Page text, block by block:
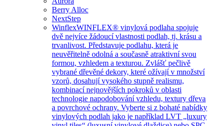
Berry Alloc
NextStep
WinflexWINFLEX® vinylová podlaha spojuje
dvě nejvíce žádoucí vlastnosti podlah, tj. krásu a
trvanlivost. Představuje podlahu, která je
neuvěřitelně odolná a současně atraktivní svou
formou, vzhledem a texturou. Zvlášť pečlivě
vybrané dřevěné dekory, které ožívají v množství
vzorů, dosahují vysokého stupně realismu,
kombinací nejnovějších pokroků v oblasti
technologie napodobování vzhledu, textury dřeva
a povrchové ochrany. Vyberte si z bohaté nabídky
vinylových podlah jako je například LVT „luxury